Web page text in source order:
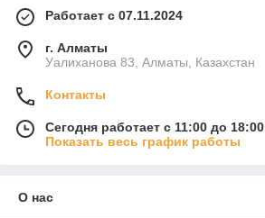
Работает с 07.11.2024
г. Алматы
Уалиханова 83, Алматы, Казахстан
Контакты
Сегодня работает с 11:00 до 18:00
Показать весь график работы
О нас